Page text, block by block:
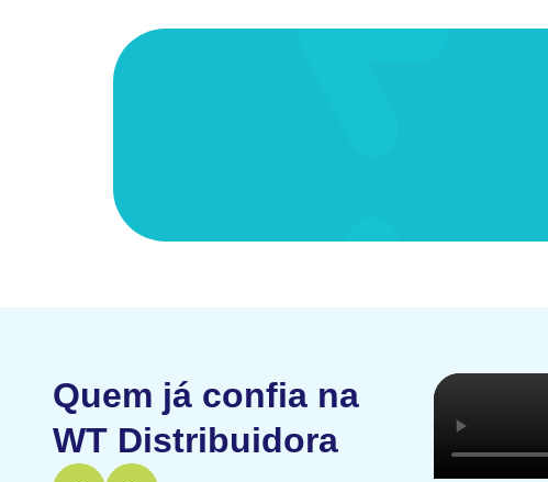
Quem já confia na
WT Distribuidora